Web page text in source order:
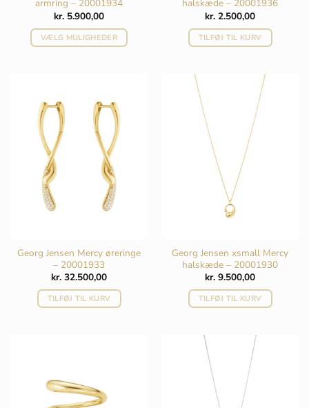
armring – 20001934
kr. 5.900,00
VÆLG MULIGHEDER
varianter.
Mulighederne
vælges
varesiden
halskæde – 20001936
kr. 2.500,00
TILFØJ TIL KURV
Georg Jensen Mercy øreringe
– 20001933
kr. 32.500,00
TILFØJ TIL KURV
Georg Jensen xsmall Mercy
halskæde – 20001930
kr. 9.500,00
TILFØJ TIL KURV